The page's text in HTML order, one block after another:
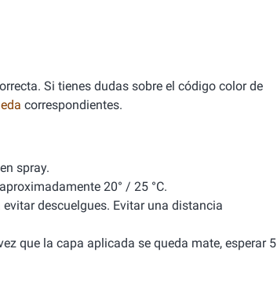
Si tienes dudas sobre el código color de
correspondientes.
spray.
20° / 25 °C.
descuelgues. Evitar una distancia
que la capa aplicada se queda mate, esperar 5